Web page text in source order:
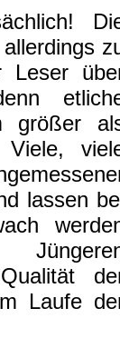
Leser
größer
Viele,
lassen
Laufe